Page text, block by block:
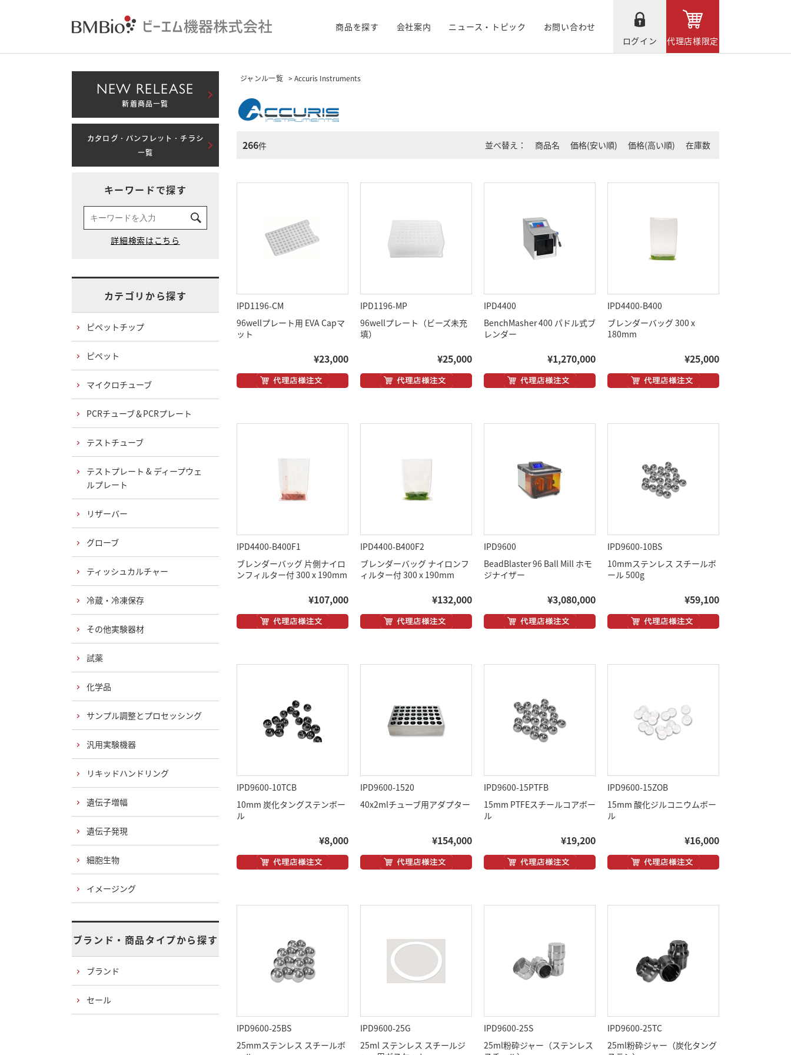
商品を探す 会社案内 ニュース・トピック
お問い合わせ
ログイン
代理店様限定
ジャンル一覧 > Accuris Instruments
並べ替え： 商品名 価格(安い順) 価格(高い順) 在庫数
266件
IPD1196-CM
96wellプレート用 EVA Capマ
ット
¥23,000
IPD1196-MP
96wellプレート（ビーズ未充
填）
¥25,000
IPD4400
BenchMasher 400 パドル式ブ
レンダー
¥1,270,000
IPD4400-B400
ブレンダーバッグ 300 x
180mm
¥25,000
IPD4400-B400F1
ブレンダーバッグ 片側ナイロ
ンフィルター付 300 x 190mm
¥107,000
IPD4400-B400F2
ブレンダーバッグ ナイロンフ
ィルター付 300 x 190mm
¥132,000
IPD9600
BeadBlaster 96 Ball Mill ホモ
ジナイザー
¥3,080,000
IPD9600-10BS
10mmステンレス スチールボ
ール 500g
¥59,100
IPD9600-10TCB
10mm 炭化タングステンボー
ル
¥8,000
IPD9600-1520
40x2mlチューブ用アダプター
¥154,000
IPD9600-15PTFB
15mm PTFEスチールコアボー
ル
¥19,200
IPD9600-15ZOB
15mm 酸化ジルコニウムボー
ル
¥16,000
IPD9600-25BS
25mmステンレス スチールボ
IPD9600-25G
25ml ステンレス スチールジ
IPD9600-25S
25ml粉砕ジャー（ステンレス
IPD9600-25TC
25ml粉砕ジャー（炭化タング
NEW RELEASE
新着商品一覧
カタログ・パンフレット・チラシ
一覧
キーワードで探す
カテゴリから探す
ピペットチップ
ピペット
マイクロチューブ
PCRチューブ＆PCRプレート
テストチューブ
テストプレート & ディープウェ
ルプレート
リザーバー
グローブ
ティッシュカルチャー
冷蔵・冷凍保存
その他実験器材
試薬
化学品
サンプル調整とプロセッシング
汎用実験機器
リキッドハンドリング
遺伝子増幅
遺伝子発現
細胞生物
イメージング
ブランド・商品タイプから探す
ブランド
セール